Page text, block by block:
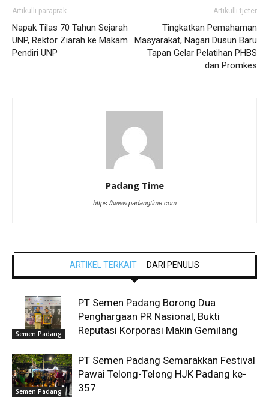
Artikulli paraprak
Napak Tilas 70 Tahun Sejarah
UNP, Rektor Ziarah ke Makam
Pendiri UNP
Artikulli tjetër
Tingkatkan Pemahaman
Masyarakat, Nagari Dusun Baru
Tapan Gelar Pelatihan PHBS
dan Promkes
Padang Time
https://www.padangtime.com
ARTIKEL TERKAIT DARI PENULIS
Semen Padang
PT Semen Padang Borong Dua
Penghargaan PR Nasional, Bukti
Reputasi Korporasi Makin Gemilang
Semen Padang
PT Semen Padang Semarakkan Festival
Pawai Telong-Telong HJK Padang ke-
357